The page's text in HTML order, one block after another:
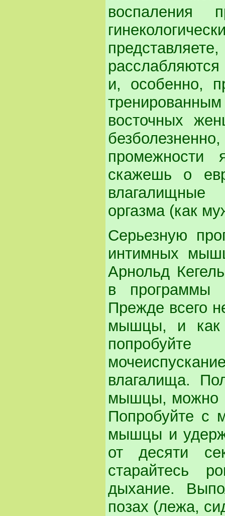
и, особенно,
восточных
промежности
скажешь о
оргазма (как
Серьезную
интимных
Арнольд
в программы
Прежде всего
мышцы, и как
влагалища.
мышцы, можно
Попробуйте с
мышцы и
от десяти
старайтесь
дыхание.
позах (лежа,